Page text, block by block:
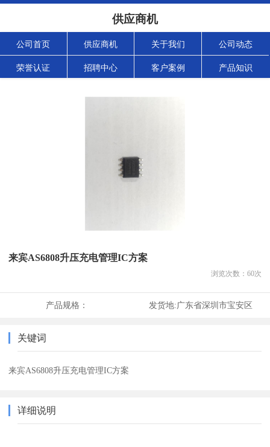
供应商机
公司首页 供应商机 关于我们 公司动态
荣誉认证 招聘中心 客户案例 产品知识
来宾AS6808升压充电管理IC方案
浏览次数： 60次
产品规格： 发货地:广东省深圳市宝安区
关键词
来宾AS6808升压充电管理IC方案
详细说明